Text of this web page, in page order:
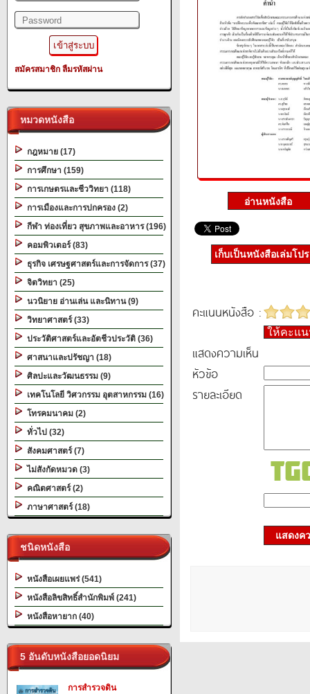
สมัครสมาชิก ลืมรหัสผ่าน
หมวดหนังสือ
กฎหมาย (17)
การศึกษา (159)
การเกษตรและชีววิทยา (118)
การเมืองและการปกครอง (2)
กีฬา ท่องเที่ยว สุขภาพและอาหาร (196)
คอมพิวเตอร์ (83)
ธุรกิจ เศรษฐศาสตร์และการจัดการ (37)
จิตวิทยา (25)
นวนิยาย อ่านเล่น และนิทาน (9)
วิทยาศาสตร์ (33)
ประวัติศาสตร์และอัตชีวประวัติ (36)
ศาสนาและปรัชญา (18)
ศิลปะและวัฒนธรรม (9)
เทคโนโลยี วิศวกรรม อุตสาหกรรม (16)
โทรคมนาคม (2)
ทั่วไป (32)
สังคมศาสตร์ (7)
ไม่สังกัดหมวด (3)
คณิตศาสตร์ (2)
ภาษาศาสตร์ (18)
ชนิดหนังสือ
หนังสือเผยแพร่ (541)
หนังสือลิขสิทธิ์สำนักพิมพ์ (241)
หนังสือหายาก (40)
5 อันดับหนังสือยอดนิยม
การสำรวจดิน
เก็บเป็นหนังสือเล่มโป
คะแนนหนังสือ :
ให้คะแ
แสดงความเห็น
หัวข้อ
รายละเอียด
แสดงค